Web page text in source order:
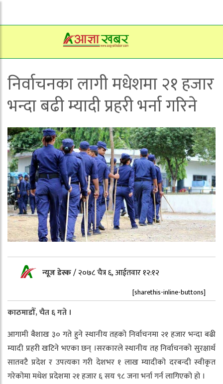
निर्वाचनका लागी मधेशमा २१ हजार
भन्दा बढी म्यादी प्रहरी भर्ना गरिने
न्यूज डेस्क/२०७८ चैत्र ६, आईतवार १२:१२
[sharethis-inline-buttons]
काठमाडौँ, चैत ६ गते ।
आगामी बैशाख ३० गते हुने स्थानीय तहको निर्वाचनमा २१ हजार भन्दा बढी
म्यादी प्रहरी खटिने भएका छन् ।सरकारले स्थानीय तह निर्वाचनको सुरक्षार्थ
सातवटै प्रदेश र उपत्यका गरी देशभर १ लाख म्यादीको दरबन्दी स्वीकृत
गरेकोमा मधेश प्रदेशमा २१ हजार ६ सय ९८ जना भर्ना गर्न लागिएको हो ।